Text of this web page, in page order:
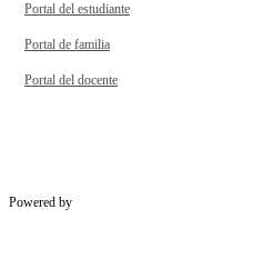
Portal del estudiante
Portal de familia
Portal del docente
Powered by